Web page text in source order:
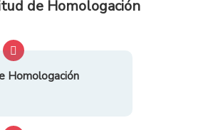
de Homologación
Homologación